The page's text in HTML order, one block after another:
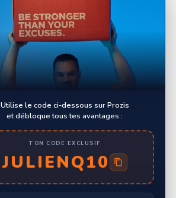
Utilise le code ci-dessous sur Prozis
et débloque tous tes avantages :
TON CODE EXCLUSIF
JULIENQ10